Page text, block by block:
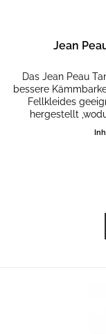
Jean
Das Jean Peau
bessere
Fellkleides
hergestellt